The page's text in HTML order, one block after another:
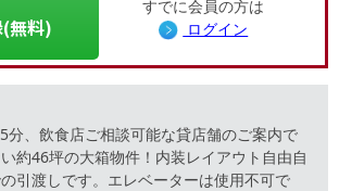
無料)
すでに会員の方は
ログイン
分、飲食店ご相談可能な貸店舗のご案内で
約46坪の大箱物件！内装レイアウト自由自
引渡しです。エレベーターは使⽤不可で